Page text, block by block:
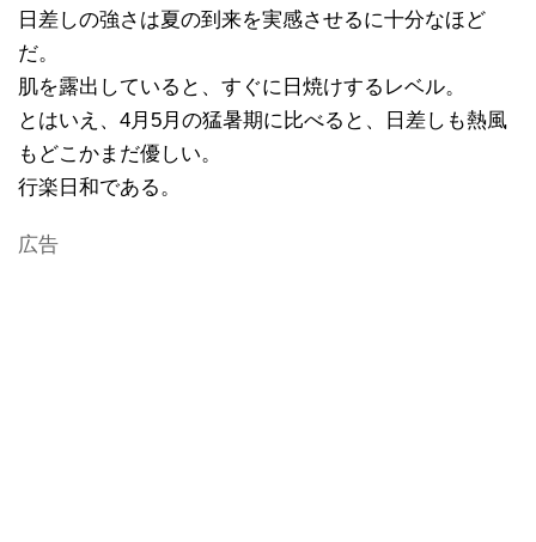
日差しの強さは夏の到来を実感させるに十分なほど
だ。
肌を露出していると、すぐに日焼けするレベル。
とはいえ、4月5月の猛暑期に比べると、日差しも熱風
もどこかまだ優しい。
行楽日和である。
広告